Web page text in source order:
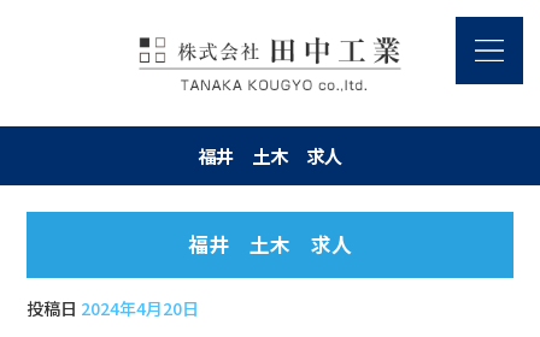
福井 土木 求人
福井 土木 求人
投稿日 2024年4月20日